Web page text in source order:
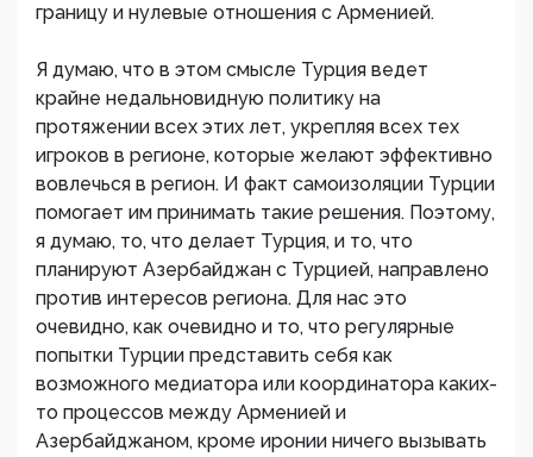
границу и нулевые отношения с Арменией.
Я думаю, что в этом смысле Турция ведет
крайне недальновидную политику на
протяжении всех этих лет, укрепляя всех тех
игроков в регионе, которые желают эффективно
вовлечься в регион. И факт самоизоляции Турции
помогает им принимать такие решения. Поэтому,
я думаю, то, что делает Турция, и то, что
планируют Азербайджан с Турцией, направлено
против интересов региона. Для нас это
очевидно, как очевидно и то, что регулярные
попытки Турции представить себя как
возможного медиатора или координатора каких-
то процессов между Арменией и
Азербайджаном, кроме иронии ничего вызывать